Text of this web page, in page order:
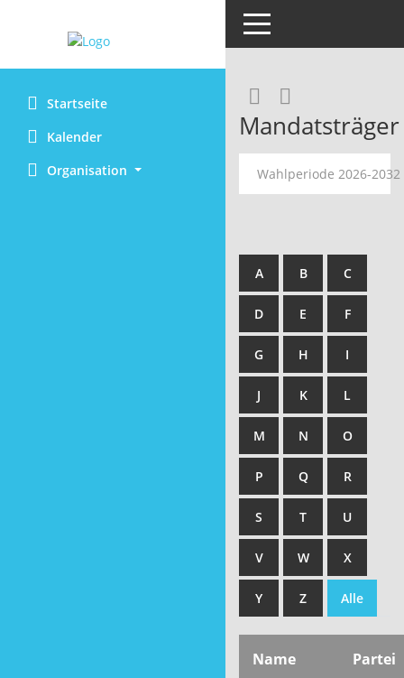
Startseite
Kalender
Organisation
Toggle navigation
Mandatsträger
Wahlperiode 2026-2032
A B C
D E F
G H I
J K L
M N O
P Q R
S T U
V W X
Y Z Alle
Name Partei